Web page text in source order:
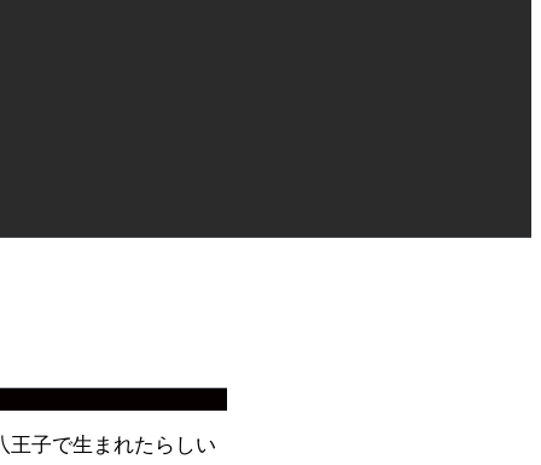
王子で生まれたらしい